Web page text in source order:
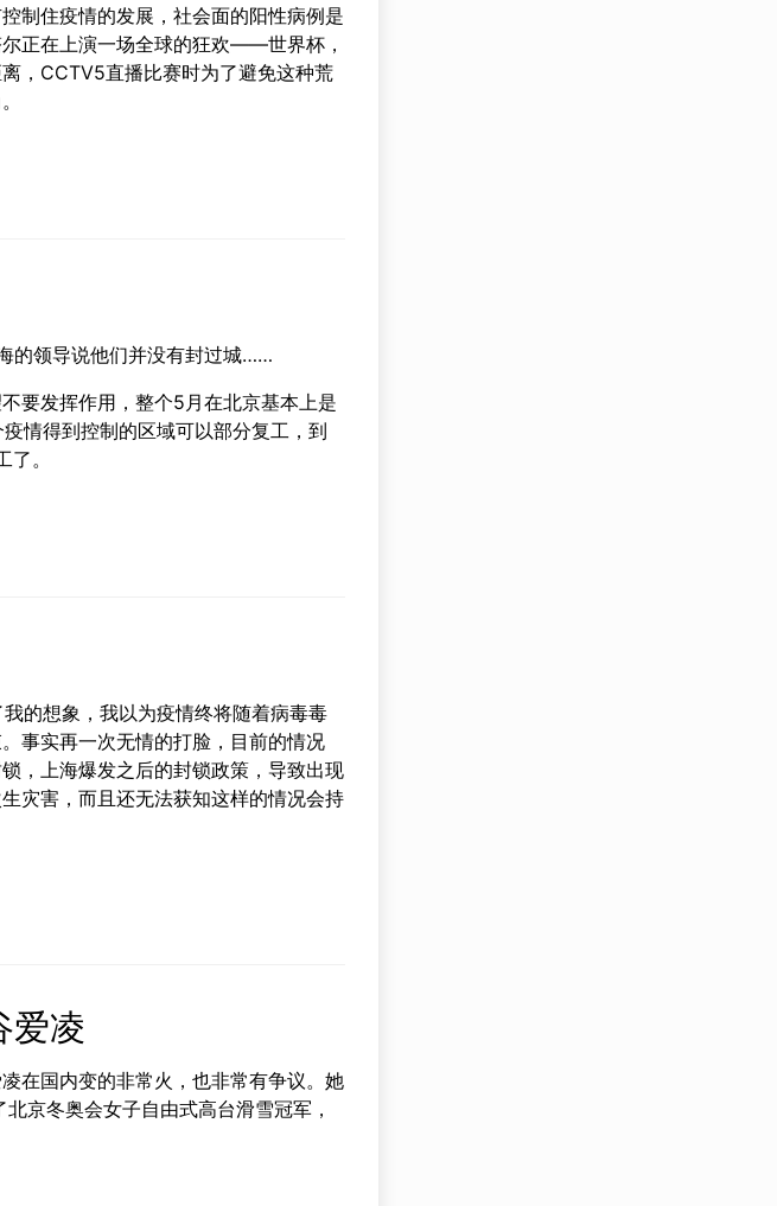
制住疫情的发展，社会面的阳性病例是
正在上演一场全球的狂欢——世界杯，
，CCTV5直播比赛时为了避免这种荒
的领导说他们并没有封过城……
要发挥作用，整个5月在北京基本上是
情得到控制的区域可以部分复工，到
。
的想象，我以为疫情终将随着病毒毒
事实再一次无情的打脸，目前的情况
，上海爆发之后的封锁政策，导致出现
灾害，而且还无法获知这样的情况会持
爱凌
在国内变的非常火，也非常有争议。她
京冬奥会女子自由式高台滑雪冠军，